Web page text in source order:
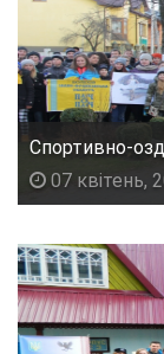
Спортивно-
07 квітень,